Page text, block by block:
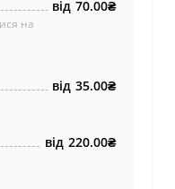
на
від 70.00₴
від 35.00₴
від 220.00₴